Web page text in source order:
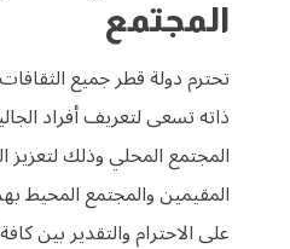
المجتمع
تحترم دولة قطر جميع
ذاته تسعى لتعريف أفراد
المجتمع المحلي وذلك لتعزيز
المقيمين والمجتمع المحيط
على الاحترام والتقدير بين